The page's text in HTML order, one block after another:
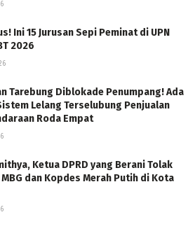
Ini 15 Jurusan Sepi Peminat di UPN
2026
Tarebung Diblokade Penumpang! Ada
Lelang Terselubung Penjualan
Roda Empat
Ketua DPRD yang Berani Tolak
dan Kopdes Merah Putih di Kota